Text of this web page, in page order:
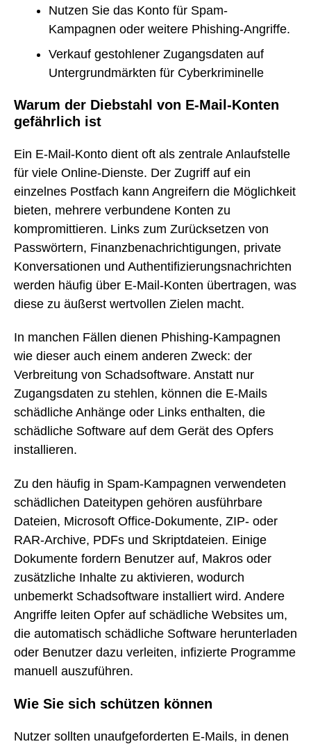
Nutzen Sie das Konto für Spam-
Kampagnen oder weitere Phishing-Angriffe.
Verkauf gestohlener Zugangsdaten auf
Untergrundmärkten für Cyberkriminelle
Warum der Diebstahl von E-Mail-Konten
gefährlich ist
Ein E-Mail-Konto dient oft als zentrale Anlaufstelle
für viele Online-Dienste. Der Zugriff auf ein
einzelnes Postfach kann Angreifern die Möglichkeit
bieten, mehrere verbundene Konten zu
kompromittieren. Links zum Zurücksetzen von
Passwörtern, Finanzbenachrichtigungen, private
Konversationen und Authentifizierungsnachrichten
werden häufig über E-Mail-Konten übertragen, was
diese zu äußerst wertvollen Zielen macht.
In manchen Fällen dienen Phishing-Kampagnen
wie dieser auch einem anderen Zweck: der
Verbreitung von Schadsoftware. Anstatt nur
Zugangsdaten zu stehlen, können die E-Mails
schädliche Anhänge oder Links enthalten, die
schädliche Software auf dem Gerät des Opfers
installieren.
Zu den häufig in Spam-Kampagnen verwendeten
schädlichen Dateitypen gehören ausführbare
Dateien, Microsoft Office-Dokumente, ZIP- oder
RAR-Archive, PDFs und Skriptdateien. Einige
Dokumente fordern Benutzer auf, Makros oder
zusätzliche Inhalte zu aktivieren, wodurch
unbemerkt Schadsoftware installiert wird. Andere
Angriffe leiten Opfer auf schädliche Websites um,
die automatisch schädliche Software herunterladen
oder Benutzer dazu verleiten, infizierte Programme
manuell auszuführen.
Wie Sie sich schützen können
Nutzer sollten unaufgeforderten E-Mails, in denen